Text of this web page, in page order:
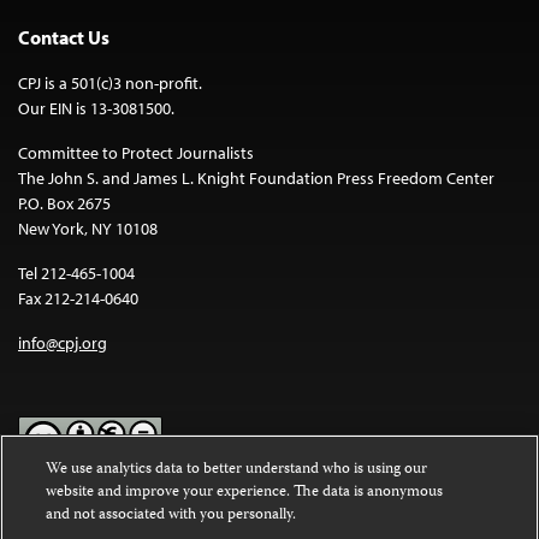
Contact Us
CPJ is a 501(c)3 non-profit.
Our EIN is 13-3081500.
Committee to Protect Journalists
The John S. and James L. Knight Foundation Press Freedom Center
P.O. Box 2675
New York, NY 10108
Tel 212-465-1004
Fax 212-214-0640
info@cpj.org
Except where noted, text on this website is licensed under a
Commons Attribution-NonCommercial-NoDerivatives 4.0
We use analytics data to better understand who is using our
website and improve your experience. The data is anonymous
and not associated with you personally.